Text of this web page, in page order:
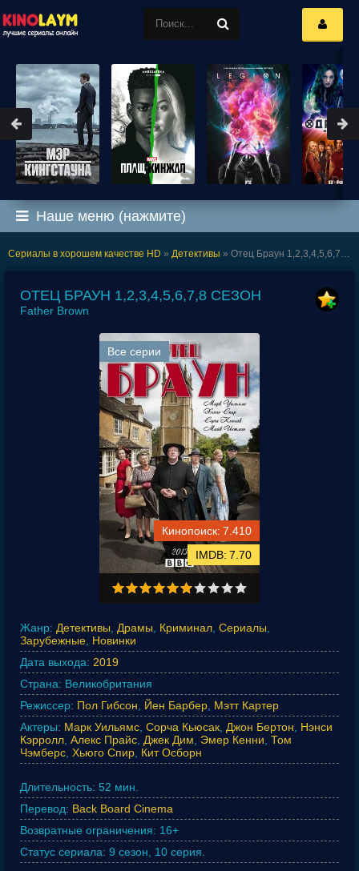
Наше меню (нажмите)
Сериалы в хорошем качестве HD » Детективы » Отец Браун 1,2,3,4,5,6,7,8 сезон
ОТЕЦ БРАУН 1,2,3,4,5,6,7,8 СЕЗОН
Father Brown
Все серии
7.410
7.70
Жанр: Детективы Драмы Криминал Сериалы
Зарубежные Новинки
Дата выхода: 2019
Страна: Великобритания
Режиссер: Пол Гибсон Йен Барбер Мэтт Картер
Актеры: Марк Уильямс Сорча Кьюсак Джон Бертон
Нэнси
Кэрролл Алекс Прайс Джек Дим Эмер Кенни Том
Чэмберс Хьюго Спир Кит Осборн
Длительность: 52 мин.
Перевод: Back Board Cinema
Возвратные ограничения: 16+
Статус сериала: 9 сезон, 10 серия.